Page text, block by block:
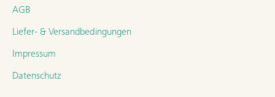
AGB
Liefer- & Versandbedingungen
Impressum
Datenschutz